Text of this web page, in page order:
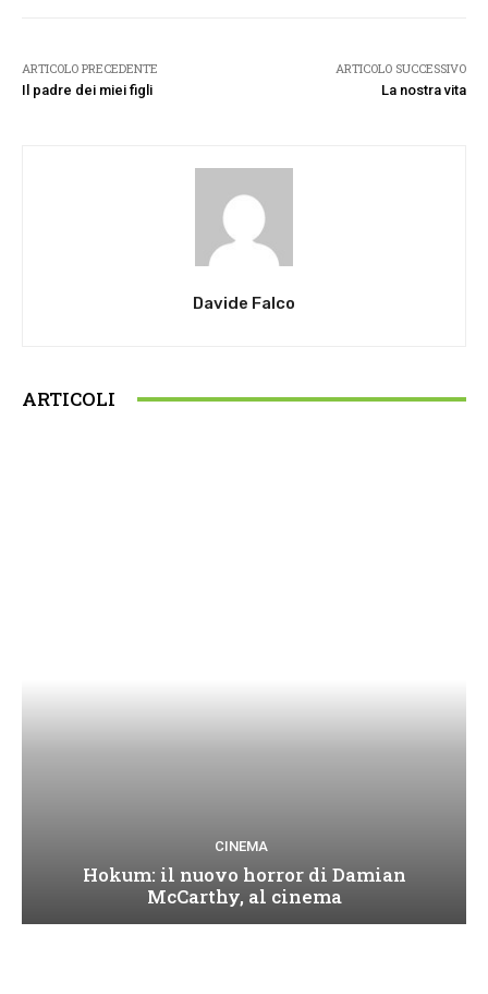
ARTICOLO PRECEDENTE
Il padre dei miei figli
ARTICOLO SUCCESSIVO
La nostra vita
Davide Falco
ARTICOLI
CINEMA
Hokum: il nuovo horror di Damian
McCarthy, al cinema